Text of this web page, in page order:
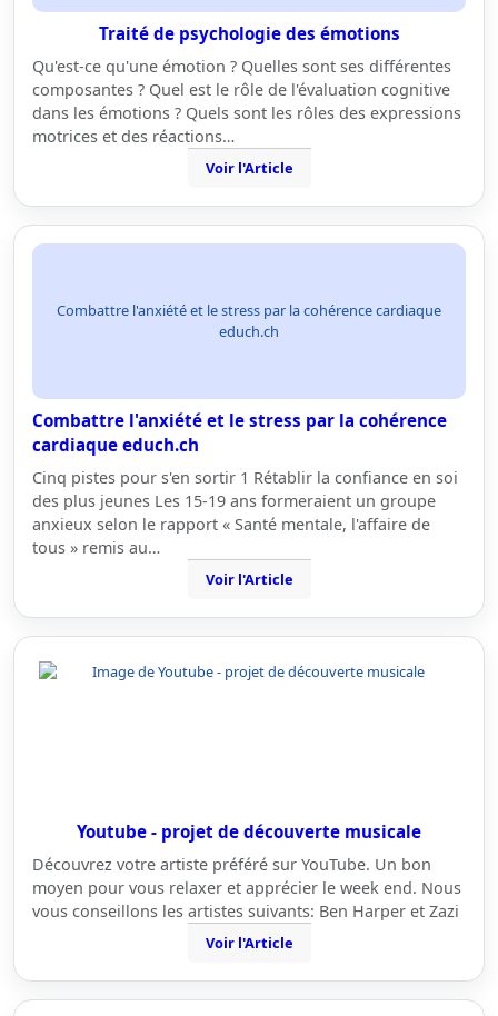
Traité de psychologie des émotions
Qu'est-ce qu'une émotion ? Quelles sont ses différentes
composantes ? Quel est le rôle de l'évaluation cognitive
dans les émotions ? Quels sont les rôles des expressions
motrices et des réactions…
Voir l'Article
Combattre l'anxiété et le stress par la cohérence cardiaque
educh.ch
Combattre l'anxiété et le stress par la cohérence
cardiaque educh.ch
Cinq pistes pour s'en sortir 1 Rétablir la confiance en soi
des plus jeunes Les 15-19 ans formeraient un groupe
anxieux selon le rapport « Santé mentale, l'affaire de
tous » remis au…
Voir l'Article
Youtube - projet de découverte musicale
Découvrez votre artiste préféré sur YouTube. Un bon
moyen pour vous relaxer et apprécier le week end. Nous
vous conseillons les artistes suivants: Ben Harper et Zazi
Voir l'Article